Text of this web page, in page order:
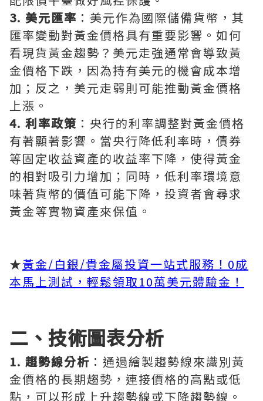
3. 美元匯率 ：美元作為國際儲備貨幣，其
匯率變動對黃金價格具有重要影響。如何
看現貨黃金趨勢？美元走強通常會導致黃
金價格下跌，因為持有美元的機會成本增
加；反之，美元走弱則可能推動黃金價格
上漲。
4. 利率政策 ：央行的利率調整對黃金價格
有著顯著影響。當央行降低利率時，債券
等固定收益資產的收益率下降，使得黃金
的相對吸引力增加；同時，低利率環境意
味著貨幣的價值可能下降，投資者會尋求
黃金等實物資產來保值。
★黃金/白銀/貴金屬投資一站式服務！0成
本馬上測試，輕鬆領取10萬美元體驗金！
二、技術圖表分析
1. 趨勢線分析 ：通過繪製趨勢線來識別黃
金價格的長期趨勢，連接價格的高點或低
點，可以形成上升趨勢線或下降趨勢線。